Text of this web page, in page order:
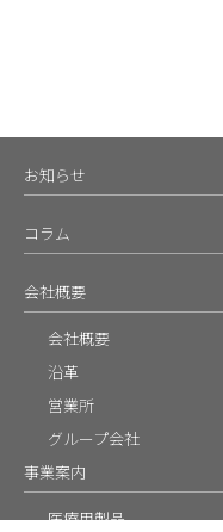
お知らせ
コラム
会社概要
会社概要
沿革
営業所
グループ会社
事業案内
医療用製品